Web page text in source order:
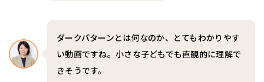
ダークパターンとは何なのか、とてもわかりやす
い動画ですね。小さな子どもでも直観的に理解で
きそうです。